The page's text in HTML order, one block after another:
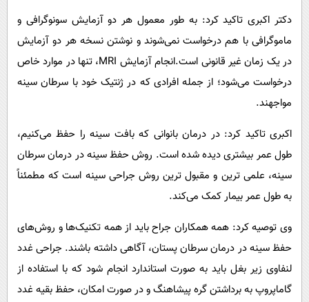
دکتر اکبری تاکید کرد: به طور معمول هر دو آزمایش سونوگرافی و
ماموگرافی با هم درخواست نمی‌شوند و نوشتن نسخه هر دو آزمایش
در یک زمان غیر قانونی است.انجام آزمایش MRI، تنها در موارد خاص
درخواست می‌شود؛ از جمله افرادی که در ژنتیک خود با سرطان سینه
مواجهند.
اکبری تاکید کرد: در درمان بانوانی که بافت سینه را حفظ می‌کنیم،
طول عمر بیشتری دیده شده است. روش حفظ سینه در درمان سرطان
سینه، علمی ترین و مقبول ترین روش جراحی سینه است که مطمئناً
به طول عمر بیمار کمک می‌کند.
وی توصیه کرد: همه همکاران جراح باید از همه تکنیک‌ها و روش‌های
حفظ سینه در درمان سرطان پستان، آگاهی داشته باشند. جراحی غدد
لنفاوی زیر بغل باید به صورت استاندارد انجام شود که با استفاده از
گاماپروپ به برداشتن گره پیشاهنگ و در صورت امکان، حفظ بقیه غدد